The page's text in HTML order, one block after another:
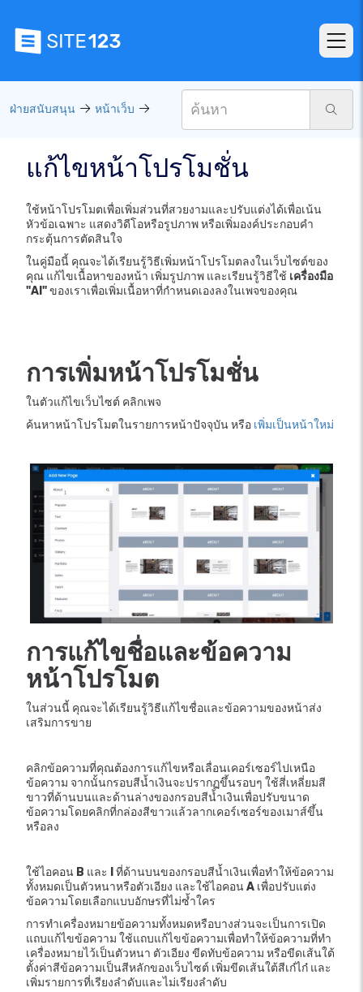
ฝ่ายสนับสนุน หน้าเว็บ
แก้ไขหน้าโปรโมชั่น
ใช้หน้าโปรโมตเพื่อเพิ่มส่วนที่สวยงามและปรับแต่งได้เพื่อเน้น
หัวข้อเฉพาะ แสดงวิดีโอหรือรูปภาพ หรือเพิ่มองค์ประกอบคำ
กระตุ้นการตัดสินใจ
ในคู่มือนี้ คุณจะได้เรียนรู้วิธีเพิ่มหน้าโปรโมตลงในเว็บไซต์ของ
คุณ แก้ไขเนื้อหาของหน้า เพิ่มรูปภาพ และเรียนรู้วิธีใช้ เครื่องมือ
"AI"ของเราเพื่อเพิ่มเนื้อหาที่กำหนดเองลงในเพจของคุณ
การเพิ่มหน้าโปรโมชั่น
ในตัวแก้ไขเว็บไซต์ คลิกเพจ
ค้นหาหน้าโปรโมตในรายการหน้าปัจจุบัน หรือ เพิ่มเป็นหน้าใหม่
การแก้ไขชื่อและข้อความ
หน้าโปรโมต
ในส่วนนี้ คุณจะได้เรียนรู้วิธีแก้ไขชื่อและข้อความของหน้าส่ง
เสริมการขาย
คลิกข้อความที่คุณต้องการแก้ไขหรือเลื่อนเคอร์เซอร์ไปเหนือ
ข้อความ จากนั้นกรอบสีน้ำเงินจะปรากฏขึ้นรอบๆ ใช้สี่เหลี่ยมสี
ขาวที่ด้านบนและด้านล่างของกรอบสีน้ำเงินเพื่อปรับขนาด
ข้อความโดยคลิกที่กล่องสีขาวแล้วลากเคอร์เซอร์ของเมาส์ขึ้น
หรือลง
ใช้ไอคอน B และ Iที่ด้านบนของกรอบสีน้ำเงินเพื่อทำให้ข้อความ
ทั้งหมดเป็นตัวหนาหรือตัวเอียง และใช้ไอคอนA เพื่อปรับแต่ง
ข้อความโดยเลือกแบบอักษรที่ไม่ซ้ำใคร
การทำเครื่องหมายข้อความทั้งหมดหรือบางส่วนจะเป็นการเปิด
แถบแก้ไขข้อความ ใช้แถบแก้ไขข้อความเพื่อทำให้ข้อความที่ทำ
เครื่องหมายไว้เป็นตัวหนา ตัวเอียง ขีดทับข้อความ หรือขีดเส้นใต้
ตั้งค่าสีข้อความเป็นสีหลักของเว็บไซต์ เพิ่มขีดเส้นใต้สีเก๋ไก๋ และ
เพิ่มรายการที่เรียงลำดับและไม่เรียงลำดับ